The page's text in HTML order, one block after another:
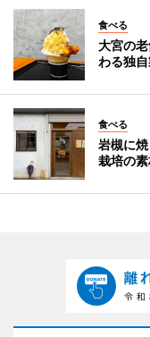
食べる
大宮の
わる独
食べる
岩槻に
栽培の